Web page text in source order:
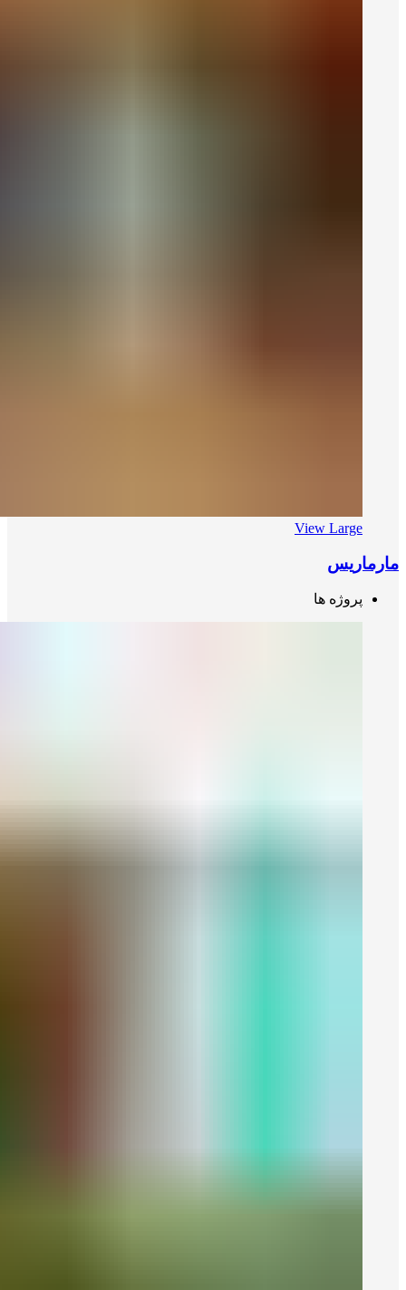
View Large
مارماریس
پروژه ها